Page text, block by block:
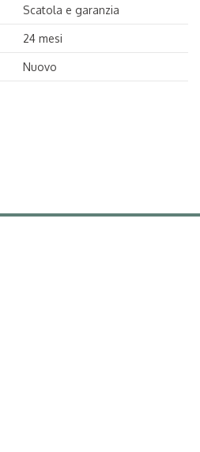
Scatola e garanzia
24 mesi
Nuovo